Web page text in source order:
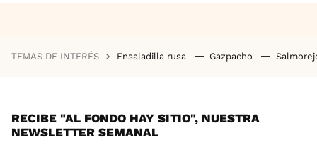
TEMAS DE INTERÉS Ensaladilla rusa Gazpacho
RECIBE "AL FONDO HAY SITIO", NUESTRA
NEWSLETTER SEMANAL